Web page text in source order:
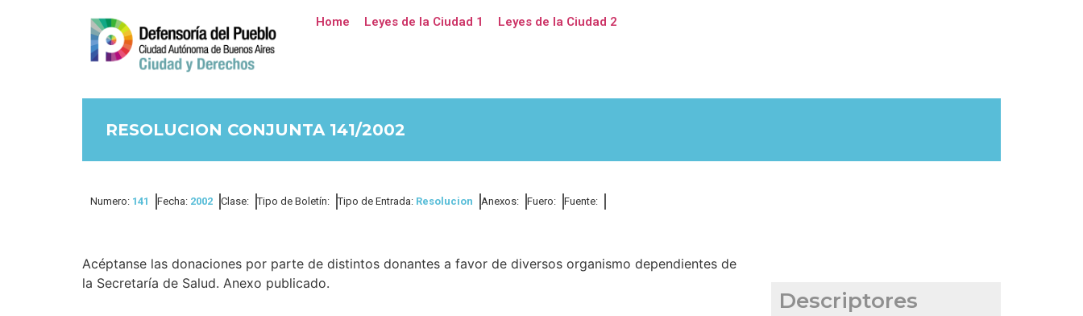
Home Leyes de la Ciudad 1 Leyes de la Ciudad 2
RESOLUCION CONJUNTA 141/2002
Numero: 141 Fecha: 2002 Clase: Tipo de Boletín: Tipo de Entrada: Resolucion Anexos: Fuero: Fuente:
Acéptanse las donaciones por parte de distintos donantes a favor de diversos organismo dependientes de
la Secretaría de Salud. Anexo publicado.
Descriptores